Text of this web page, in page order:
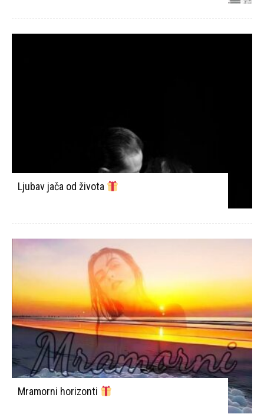
Ljubav jača od života
Mramorni horizonti